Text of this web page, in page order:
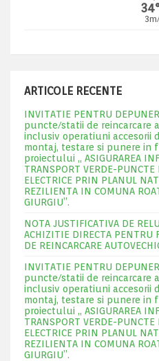
ARTICOLE RECENTE
INVITATIE PENTRU
puncte/statii de reincarcare
inclusiv operatiuni accesorii
montaj, testare si punere in
proiectului „ ASIGURAREA
TRANSPORT VERDE-PUNCTE
ELECTRICE PRIN PLANUL
REZILIENTA IN COMUNA
GIURGIU”.
NOTA JUSTIFICATIVA DE
ACHIZITIE DIRECTA PENTRU
DE REINCARCARE
INVITATIE PENTRU
puncte/statii de reincarcare
inclusiv operatiuni accesorii
montaj, testare si punere in
proiectului „ ASIGURAREA
TRANSPORT VERDE-PUNCTE
ELECTRICE PRIN PLANUL
REZILIENTA IN COMUNA
GIURGIU”.